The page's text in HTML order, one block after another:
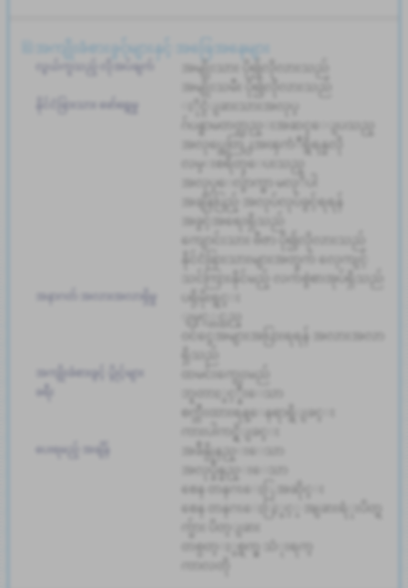
အကျိုးခံစားခွင့်များနှင့် အခြေအနေများ
လွယ်ကူသည့် လိုအပ်ချက်
အမျိုးသား ပို၍လိုလားသည်
အမျိုးသမီး ပို၍လိုလားသည်
နိုင်ငံခြားသား ဖော်ရွေမှု
ႏိုင္ငံျခားသားအလုပ္
ဂ်ပန္စာမတတ္လည္းအဆင္ေျပသည္
အလုပ္အေတြ႕အၾကံဳရွိရန္မလို
လမ္းစရိတ္ေပးသည္
အလုပ္ေလွ်ာက္စာ မလုိပါ
အချိန်ပြည့် အလုပ်လုပ်ခွင့်ရရန်
အခွင့်အရေးရှိသည်
ကျောင်းသား ဗီဇာ ပို၍လိုလားသည်
နိုင်ငံခြားသားများအတွက် လေ့ကျင့်
သင်ကြားနိုင်မည့် လက်စွဲစာအုပ်ရှိသည်
အနာဂတ် အလားအလာရှိမှု
ျမွင့္တင္သည္
ဝင်ငွေအများအပြားရရန် အလားအလာ
အကျိုးခံစားခွင့် ပွိုင့်များ ထမင်းကျွေးမည်
ခရီး
ဘူတာႏွင့္နီးေသာ
စက္ဘီးထားရန္ေနရာရွိျခင္း
ကားပါကင္ရွိျခင္း
ပေးရမည့် အချိန်
အခ်ိန္ပိုနည္းေသာ
အလုပ္ခ်ိန္နည္းေသာ
စေန တနဂၤေႏြ အဆိုင္း
စေန တနဂၤေႏြႏွင့္ အျခားရံုးပိတ္ရ
က္မ်ား ပိတ္ျခား
တစ္ပတ္ႏွစ္ရက္မွ သံုးရက္